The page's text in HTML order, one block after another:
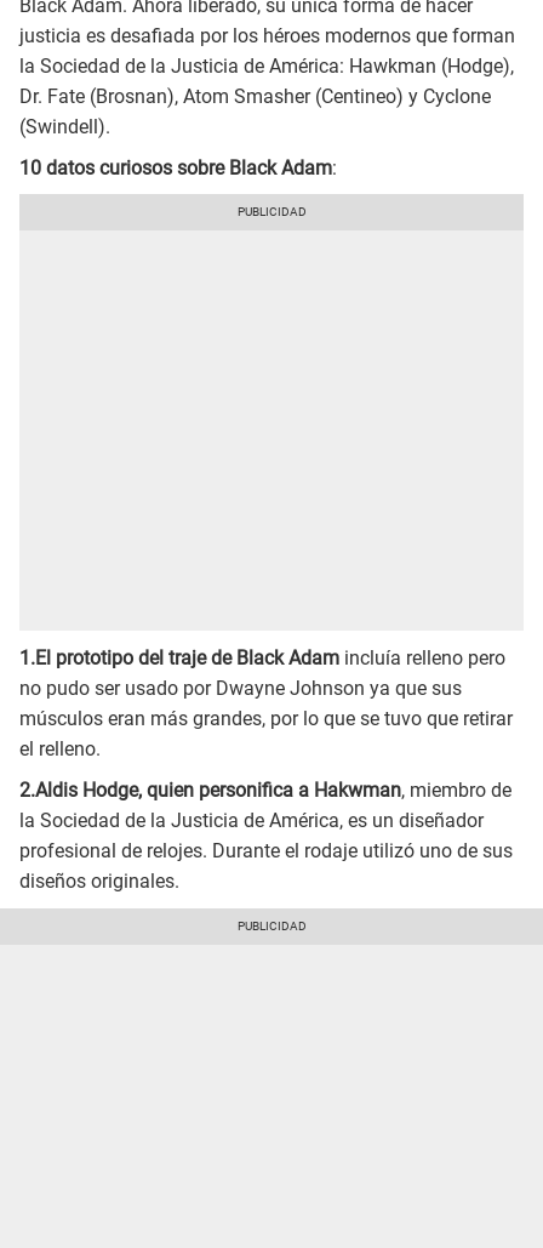
Black Adam. Ahora liberado, su única forma de hacer
justicia es desafiada por los héroes modernos que forman
la Sociedad de la Justicia de América: Hawkman (Hodge),
Dr. Fate (Brosnan), Atom Smasher (Centineo) y Cyclone
(Swindell).
10 datos curiosos sobre Black Adam:
1.El prototipo del traje de Black Adam incluía relleno pero
no pudo ser usado por Dwayne Johnson ya que sus
músculos eran más grandes, por lo que se tuvo que retirar
el relleno.
2.Aldis Hodge, quien personifica a Hakwman, miembro de
la Sociedad de la Justicia de América, es un diseñador
profesional de relojes. Durante el rodaje utilizó uno de sus
diseños originales.